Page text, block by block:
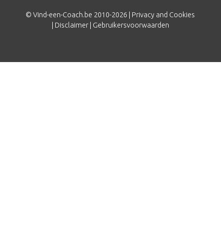
© Vind-een-Coach.be 2010-2026 | Privacy and Cookies
Disclaimer| Gebruikersvoorwaarden